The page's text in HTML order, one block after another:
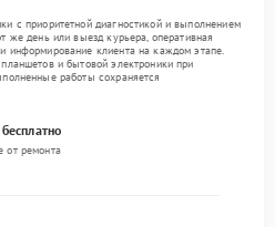
с приоритетной диагностикой и выполнением
же день или выезд курьера, оперативная
информирование клиента на каждом этапе.
и бытовой электроники при
работы сохраняется
от ремонта